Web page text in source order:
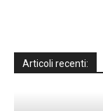
Articoli recenti: